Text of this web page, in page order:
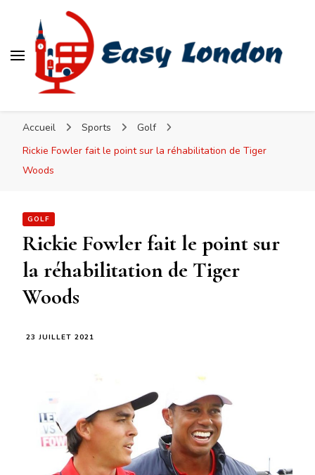
Accueil Sports
Golf
Rickie Fowler fait le point sur la réhabilitation de Tiger
Woods
GOLF
Rickie Fowler fait le point sur
la réhabilitation de Tiger
Woods
23 JUILLET 2021